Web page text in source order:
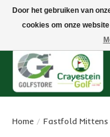
Snelle levering, gratis vanaf
Home / Fastfold Mittens
Door het gebruiken van
cookies om onze